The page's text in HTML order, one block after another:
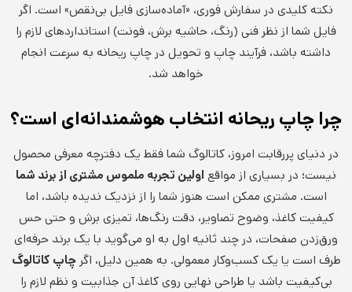
نکته کلیدی در سفارش فوری، «آماده‌سازی فایل بی‌نقص» است. اگر
فایل شما از نظر فنی (رنگ، حاشیه برش، فونت) استانداردهای لازم را
داشته باشد، فرآیند چاپ و تحویل در چاپ ریحانه به سرعت انجام
خواهد شد.
چرا چاپ ریحانه انتخاب هوشمندانه‌ای است؟
در دنیای پررقابت امروز، کاتالوگ شما فقط یک دفترچه معرفی محصول
نیست؛ در بسیاری از مواقع اولین تجربه ملموس مشتری از برند شما
است. مشتری ممکن است هنوز شما را از نزدیک ندیده باشد، اما
کیفیت کاغذ، وضوح تصاویر، دقت رنگ‌ها، تمیزی برش و حتی حس
ورق‌زدن صفحات، در چند ثانیه اول به او می‌گوید با یک برند حرفه‌ای
طرف است یا یک کسب‌وکار معمولی. به همین دلیل، اگرچاپ کاتالوگ
بی‌کیفیت باشد یا طراحی نهایی روی کاغذ آن جذابیت و نظم لازم را